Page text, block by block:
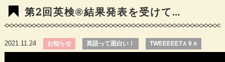
第2回英検®️結果発表を受けて…
2021.11.24 お知らせ 英語って面白い！ TWEEEEET∧ θ ∧